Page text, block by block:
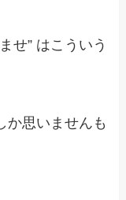
せ” はこういう
か思いませんも